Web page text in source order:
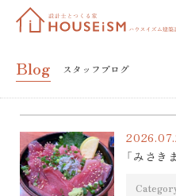
Blog スタッフブログ
「みさき